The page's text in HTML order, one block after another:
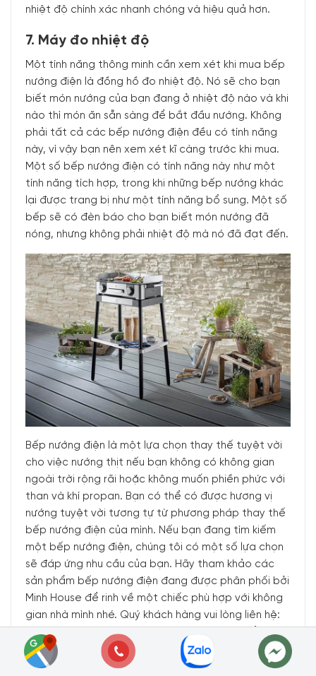
nhiệt độ chính xác nhanh chóng và hiệu quả hơn.
7. Máy đo nhiệt độ
Một tính năng thông minh cần xem xét khi mua bếp
nướng điện là đồng hồ đo nhiệt độ. Nó sẽ cho bạn
biết món nướng của bạn đang ở nhiệt độ nào và khi
nào thì món ăn sẵn sàng để bắt đầu nướng. Không
phải tất cả các bếp nướng điện đều có tính năng
này, vì vậy bạn nên xem xét kĩ càng trước khi mua.
Một số bếp nướng điện có tính năng này như một
tính năng tích hợp, trong khi những bếp nướng khác
lại được trang bị như một tính năng bổ sung. Một số
bếp sẽ có đèn báo cho bạn biết món nướng đã
nóng, nhưng không phải nhiệt độ mà nó đã đạt đến.
Bếp nướng điện là một lựa chọn thay thế tuyệt vời
cho việc nướng thịt nếu bạn không có không gian
ngoài trời rộng rãi hoặc không muốn phiền phức với
than và khí propan. Bạn có thể có được hương vị
nướng tuyệt vời tương tự từ phương pháp thay thế
bếp nướng điện của mình. Nếu bạn đang tìm kiếm
một bếp nướng điện, chúng tôi có một số lựa chọn
sẽ đáp ứng nhu cầu của bạn. Hãy tham khảo các
sản phẩm bếp nướng điện đang được phân phối bởi
Minh House để rinh về một chiếc phù hợp với không
gian nhà mình nhé. Quý khách hàng vui lòng liên hệ:
Hotline:
1900 6774
để nhận
được những tư vấn chi tiết và đặt mua sản phẩm.
Hoặc Đặt hàng trực tiếp trên website, Minh